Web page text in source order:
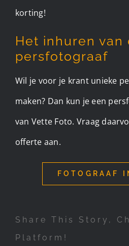
korting!
Het inhuren van
persfotograaf
Wil je voor je krant unieke
maken? Dan kun je een
van Vette Foto. Vraag
offerte aan.
FOTOGRAAF
Share This Story,
Platform!